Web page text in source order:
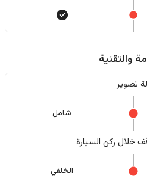
والتقنية
تصوير
شامل
خلال ركن السيارة
الخلفي